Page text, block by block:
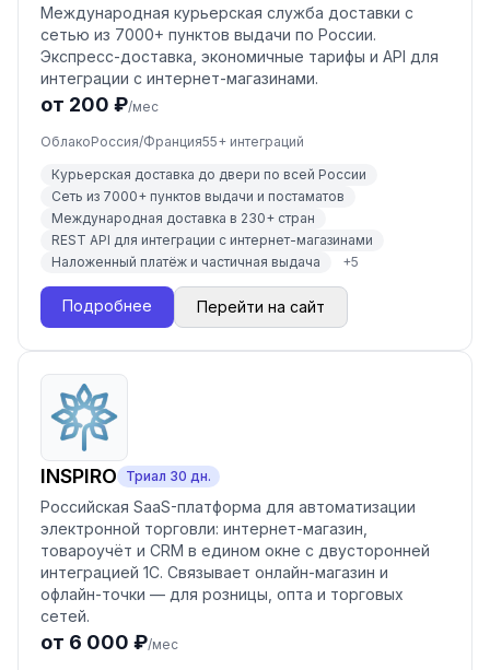
Международная курьерская служба доставки с
сетью из 7000+ пунктов выдачи по России.
Экспресс-доставка, экономичные тарифы и API для
интеграции с интернет-магазинами.
от 200 ₽/мес
ОблакоРоссия/Франция55+ интеграций
Курьерская доставка до двери по всей России
Сеть из 7000+ пунктов выдачи и постаматов
Международная доставка в 230+ стран
REST API для интеграции с интернет-магазинами
Наложенный платёж и частичная выдача
+5
Подробнее Перейти на сайт
INSPIRO Триал 30 дн.
Российская SaaS-платформа для автоматизации
электронной торговли: интернет-магазин,
товароучёт и CRM в едином окне с двусторонней
интеграцией 1С. Связывает онлайн-магазин и
офлайн-точки — для розницы, опта и торговых
сетей.
от 6 000 ₽/мес